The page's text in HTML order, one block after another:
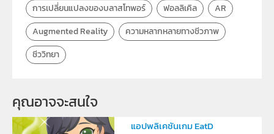
การเปลี่ยนแปลงของบลาสโทพอร์ ฟอลลิเคิล
AR
Augmented Reality
ความหลากหลายทางชีวภาพ
ชีววิทยา
คุณอาจจะสนใจ
แอปพลิเคชันเกม EatD